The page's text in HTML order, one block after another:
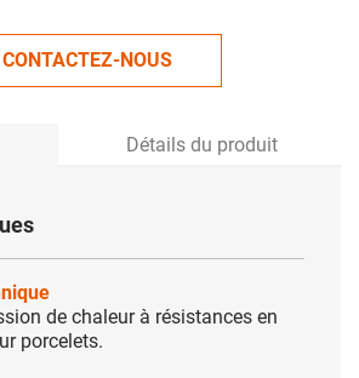
CONTACTEZ-NOUS
Détails du produit
de chaleur à résistances en
porcelets.